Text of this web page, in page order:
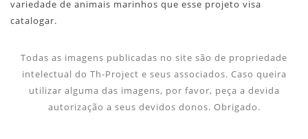
variedade de animais marinhos que esse projeto visa
catalogar.
Todas as imagens publicadas no site são de propriedade
intelectual do Th-Project e seus associados. Caso queira
utilizar alguma das imagens, por favor, peça a devida
autorização a seus devidos donos. Obrigado.